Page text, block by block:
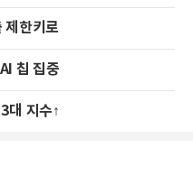
제한키로
칩 집중
대 지수↑